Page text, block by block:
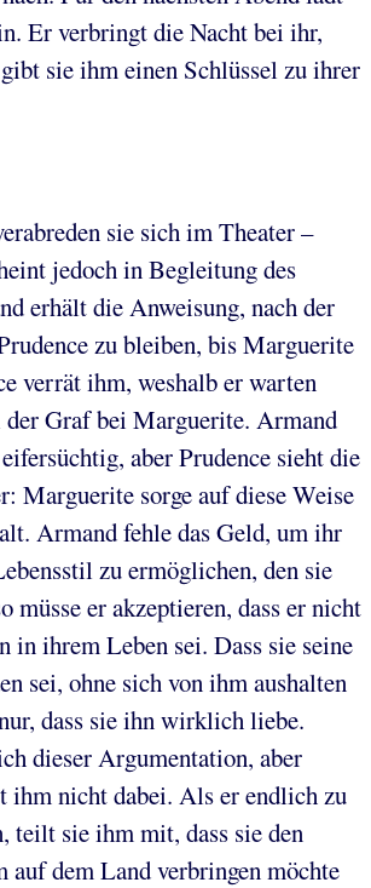
Er verbringt die Nacht bei ihr,
sie ihm einen Schlüssel zu ihrer
sie sich im Theater –
jedoch in Begleitung des
erhält die Anweisung, nach der
zu bleiben, bis Marguerite
verrät ihm, weshalb er warten
der Graf bei Marguerite. Armand
aber Prudence sieht die
Marguerite sorge auf diese Weise
Armand fehle das Geld, um ihr
zu ermöglichen, den sie
müsse er akzeptieren, dass er nicht
in ihrem Leben sei. Dass sie seine
sei, ohne sich von ihm aushalten
dass sie ihn wirklich liebe.
dieser Argumentation, aber
nicht dabei. Als er endlich zu
teilt sie ihm mit, dass sie den
auf dem Land verbringen möchte